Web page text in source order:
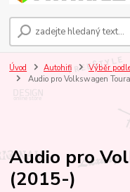
Úvod Autohifi Výběr
Audio pro Volkswagen
Audio pro
(2015-)